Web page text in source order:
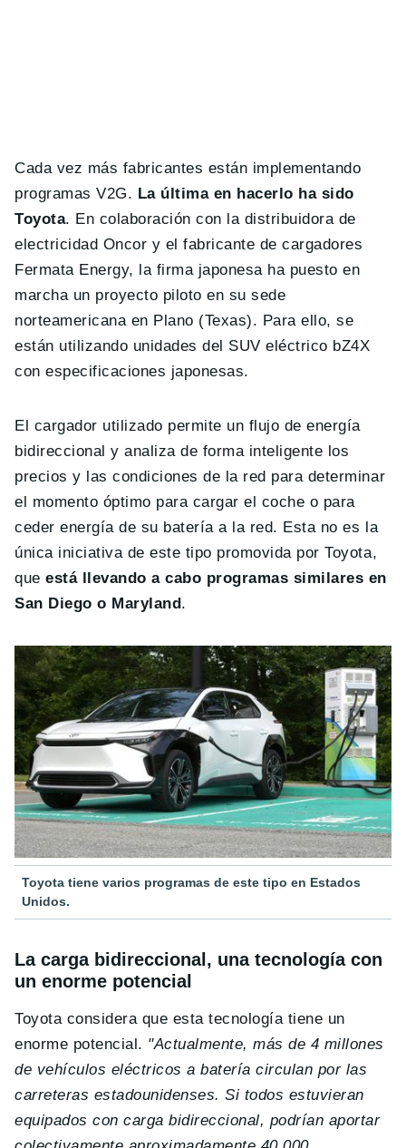
Cada vez más fabricantes están implementando
programas V2G. La última en hacerlo ha sido
Toyota. En colaboración con la distribuidora de
electricidad Oncor y el fabricante de cargadores
Fermata Energy, la firma japonesa ha puesto en
marcha un proyecto piloto en su sede
norteamericana en Plano (Texas). Para ello, se
están utilizando unidades del SUV eléctrico bZ4X
con especificaciones japonesas.
El cargador utilizado permite un flujo de energía
bidireccional y analiza de forma inteligente los
precios y las condiciones de la red para determinar
el momento óptimo para cargar el coche o para
ceder energía de su batería a la red. Esta no es la
única iniciativa de este tipo promovida por Toyota,
queestá llevando a cabo programas similares en
San Diego o Maryland .
Toyota tiene varios programas de este tipo en Estados
Unidos.
La carga bidireccional, una tecnología con
un enorme potencial
Toyota considera que esta tecnología tiene un
enorme potencial. "Actualmente, más de 4 millones
de vehículos eléctricos a batería circulan por las
carreteras estadounidenses. Si todos estuvieran
equipados con carga bidireccional, podrían aportar